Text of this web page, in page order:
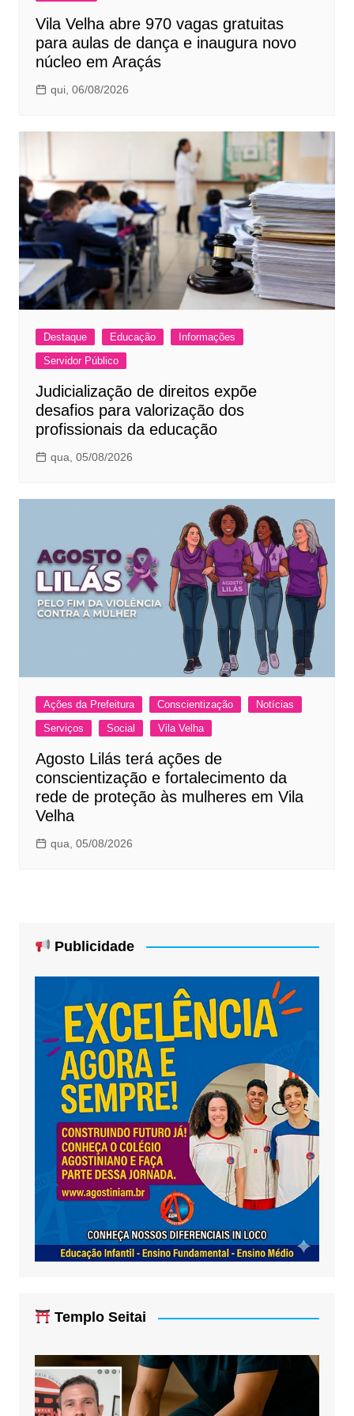
Vila Velha abre 970 vagas gratuitas
para aulas de dança e inaugura novo
núcleo em Araçás
qui, 06/08/2026
Destaque Educação
Informações
Servidor Público
Judicialização de direitos expõe
desafios para valorização dos
profissionais da educação
qua, 05/08/2026
Ações da Prefeitura Conscientização
Notícias
Serviços
Social Vila Velha
Agosto Lilás terá ações de
conscientização e fortalecimento da
rede de proteção às mulheres em Vila
Velha
qua, 05/08/2026
Publicidade
Templo Seitai